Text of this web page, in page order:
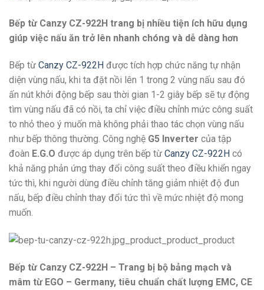
Bếp từ Canzy CZ-922H trang bị nhiều tiện ích hữu dụng
giúp việc nấu ăn trở lên nhanh chóng và dễ dàng hơn
Bếp từ Canzy CZ-922H được tích hợp chức năng tự nhận
diện vùng nấu, khi ta đặt nồi lên 1 trong 2 vùng nấu sau đó
ấn nút khởi động bếp sau thời gian 1-2 giây bếp sẽ tự động
tìm vùng nấu đã có nồi, ta chỉ việc điều chỉnh mức công suất
to nhỏ theo ý muốn mà không phải thao tác chọn vùng nấu
như bếp thông thường. Công nghệ G5 Inverter của tập
đoàn E.G.O được áp dụng trên bếp từ Canzy CZ-922H có
khả năng phản ứng thay đổi công suất theo điều khiển ngay
tức thì, khi người dùng điều chỉnh tăng giảm nhiệt độ đun
nấu, bếp điều chỉnh thay đổi tức thì về mức nhiệt độ mong
muốn.
Bếp từ Canzy CZ-922H – Trang bị bộ bảng mạch và
mâm từ EGO – Germany, tiêu chuẩn chất lượng EMC, CE